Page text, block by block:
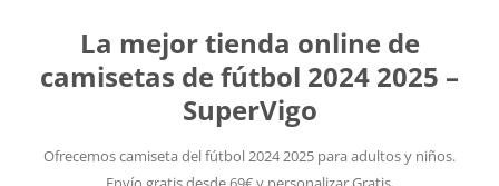
La mejor tienda online de
camisetas de fútbol 2024 2025 –
SuperVigo
Ofrecemos camiseta del fútbol 2024 2025 para adultos y niños.